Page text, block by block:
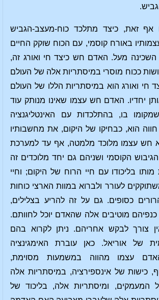
אף זאת, כיצד מתלכד כוח-מעצב-הגביש
באורח קוסמי, עם הכוח שוקק החיים
מעל. האדם חש כיצד חי ואורג זה,
ככוח מוסרי במיסתריות אלה של העולם
חי ואורג הוא במיסתריות הללו של העולם
יחדיו. האדם חש עצמו שאינו מנותק עוד
בו, בהתלכדות עם האינטליגנציה
הוא, כבחיקו של היקום, את מחשבותיו
חש עצמו מלוכד מלמטה, אף עד למערכת
הקוסמי ושניהם גם יחד מלוכדים זה
בליכודו עם חיי הרוח של היקום; וחיי
לעורר ולברוא במוות הארצי כוחות
כסופים. גם על זה להריע בצלילים,
כנפיהם מוטיבים אלה שהאדם יוכל לחוותם.
צורך לבקש אחריהם. ניתן לקרוא בהם
של אוריאל. כאן עוברת האימגינציה
עצמו מהווה במשמעות מסוימת,
כישות של אינספירציה, במיסתריות אלה
המעמקים, ומיסתריות אלה, בליכוד של